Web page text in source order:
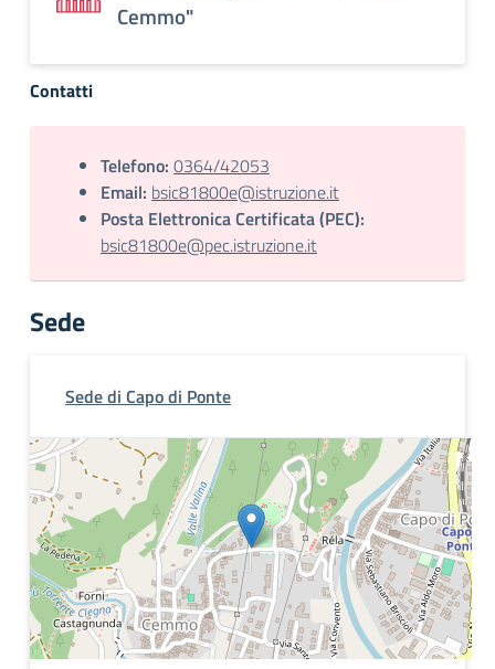
Cemmo"
Contatti
Telefono: 0364/42053
Email: bsic81800e@istruzione.it
Posta Elettronica Certificata (PEC):
bsic81800e@pec.istruzione.it
Sede
Sede di Capo di Ponte